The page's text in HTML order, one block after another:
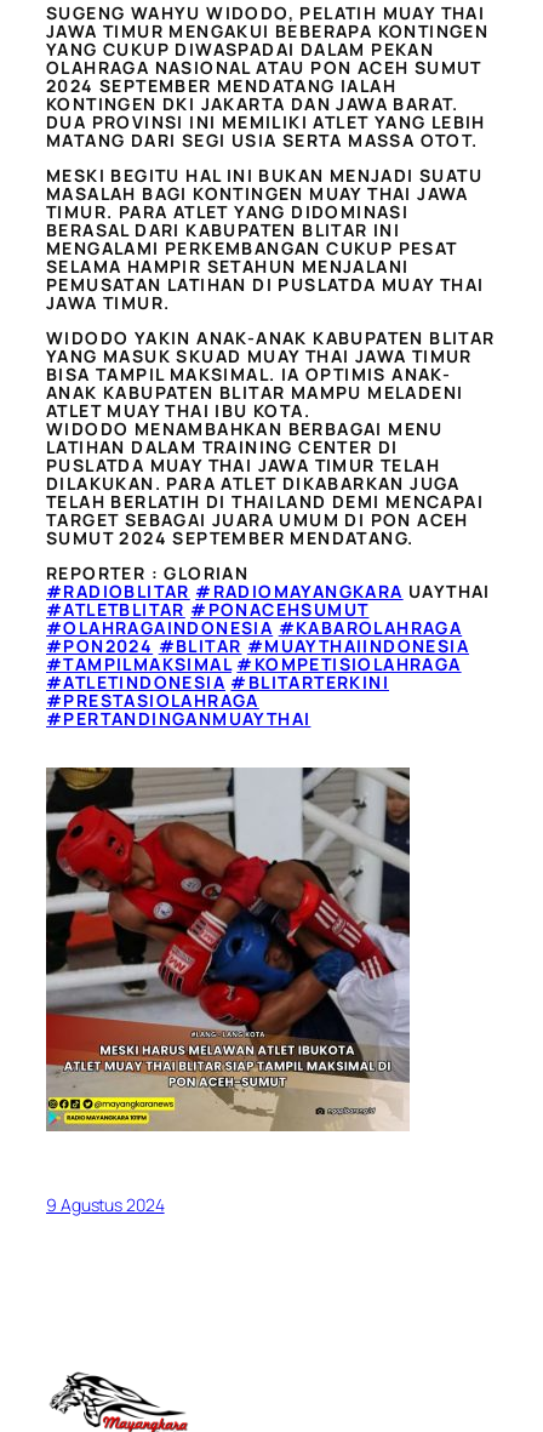
SUGENG WAHYU WIDODO, PELATIH MUAY THAI
JAWA TIMUR MENGAKUI BEBERAPA KONTINGEN
YANG CUKUP DIWASPADAI DALAM PEKAN
OLAHRAGA NASIONAL ATAU PON ACEH SUMUT
2024 SEPTEMBER MENDATANG IALAH
KONTINGEN DKI JAKARTA DAN JAWA BARAT.
DUA PROVINSI INI MEMILIKI ATLET YANG LEBIH
MATANG DARI SEGI USIA SERTA MASSA OTOT.
MESKI BEGITU HAL INI BUKAN MENJADI SUATU
MASALAH BAGI KONTINGEN MUAY THAI JAWA
TIMUR. PARA ATLET YANG DIDOMINASI
BERASAL DARI KABUPATEN BLITAR INI
MENGALAMI PERKEMBANGAN CUKUP PESAT
SELAMA HAMPIR SETAHUN MENJALANI
PEMUSATAN LATIHAN DI PUSLATDA MUAY THAI
JAWA TIMUR.
WIDODO YAKIN ANAK-ANAK KABUPATEN BLITAR
YANG MASUK SKUAD MUAY THAI JAWA TIMUR
BISA TAMPIL MAKSIMAL. IA OPTIMIS ANAK-
ANAK KABUPATEN BLITAR MAMPU MELADENI
ATLET MUAY THAI IBU KOTA.
WIDODO MENAMBAHKAN BERBAGAI MENU
LATIHAN DALAM TRAINING CENTER DI
PUSLATDA MUAY THAI JAWA TIMUR TELAH
DILAKUKAN. PARA ATLET DIKABARKAN JUGA
TELAH BERLATIH DI THAILAND DEMI MENCAPAI
TARGET SEBAGAI JUARA UMUM DI PON ACEH
SUMUT 2024 SEPTEMBER MENDATANG.
REPORTER : GLORIAN
#RADIOBLITAR #RADIOMAYANGKARA UAYTHAI
#ATLETBLITAR #PONACEHSUMUT
#OLAHRAGAINDONESIA #KABAROLAHRAGA
#PON2024 #BLITAR #MUAYTHAIINDONESIA
#TAMPILMAKSIMAL #KOMPETISIOLAHRAGA
#ATLETINDONESIA #BLITARTERKINI
#PRESTASIOLAHRAGA
#PERTANDINGANMUAYTHAI
9 Agustus 2024